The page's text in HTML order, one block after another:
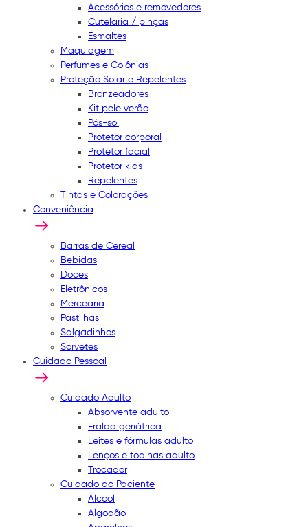
Acessórios e removedores
Cutelaria / pinças
Esmaltes
Maquiagem
Perfumes e Colônias
Proteção Solar e Repelentes
Bronzeadores
Kit pele verão
Pós-sol
Protetor corporal
Protetor facial
Protetor kids
Repelentes
Tintas e Colorações
Conveniência
Barras de Cereal
Bebidas
Doces
Eletrônicos
Mercearia
Pastilhas
Salgadinhos
Sorvetes
Cuidado Pessoal
Cuidado Adulto
Absorvente adulto
Fralda geriátrica
Leites e fórmulas adulto
Lenços e toalhas adulto
Trocador
Cuidado ao Paciente
Álcool
Algodão